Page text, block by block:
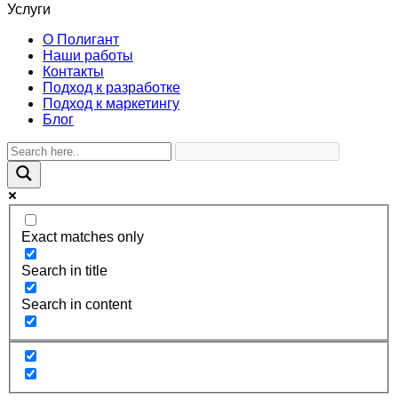
Услуги
О Полигант
Наши работы
Контакты
Подход к разработке
Подход к маркетингу
Блог
Exact matches only
Search in title
Search in content